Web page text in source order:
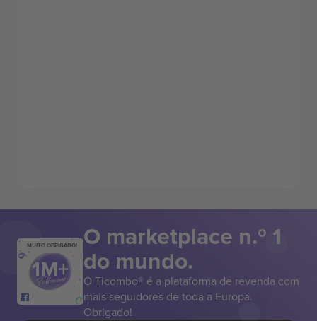
MUITO OBRIGADO! O marketplace n.º 1
do mundo.
O Ticombo® é a plataforma de revenda com
mais seguidores de toda a Europa.
Obrigado!